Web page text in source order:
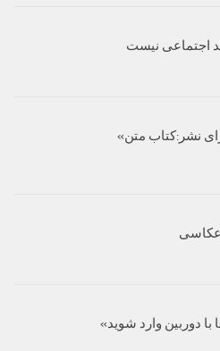
اجتماعی نیست
نشر:کتاب متن»
دوربین وارد شوید»